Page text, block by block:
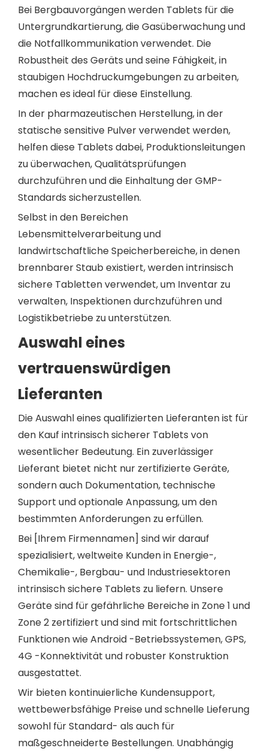
Bei Bergbauvorgängen werden Tablets für die
Untergrundkartierung, die Gasüberwachung und
die Notfallkommunikation verwendet. Die
Robustheit des Geräts und seine Fähigkeit, in
staubigen Hochdruckumgebungen zu arbeiten,
machen es ideal für diese Einstellung.
In der pharmazeutischen Herstellung, in der
statische sensitive Pulver verwendet werden,
helfen diese Tablets dabei, Produktionsleitungen
zu überwachen, Qualitätsprüfungen
durchzuführen und die Einhaltung der GMP-
Standards sicherzustellen.
Selbst in den Bereichen
Lebensmittelverarbeitung und
landwirtschaftliche Speicherbereiche, in denen
brennbarer Staub existiert, werden intrinsisch
sichere Tabletten verwendet, um Inventar zu
verwalten, Inspektionen durchzuführen und
Logistikbetriebe zu unterstützen.
Auswahl eines
vertrauenswürdigen
Lieferanten
Die Auswahl eines qualifizierten Lieferanten ist für
den Kauf intrinsisch sicherer Tablets von
wesentlicher Bedeutung. Ein zuverlässiger
Lieferant bietet nicht nur zertifizierte Geräte,
sondern auch Dokumentation, technische
Support und optionale Anpassung, um den
bestimmten Anforderungen zu erfüllen.
Bei [Ihrem Firmennamen] sind wir darauf
spezialisiert, weltweite Kunden in Energie-,
Chemikalie-, Bergbau- und Industriesektoren
intrinsisch sichere Tablets zu liefern. Unsere
Geräte sind für gefährliche Bereiche in Zone 1 und
Zone 2 zertifiziert und sind mit fortschrittlichen
Funktionen wie Android -Betriebssystemen, GPS,
4G -Konnektivität und robuster Konstruktion
ausgestattet.
Wir bieten kontinuierliche Kundensupport,
wettbewerbsfähige Preise und schnelle Lieferung
sowohl für Standard- als auch für
maßgeschneiderte Bestellungen. Unabhängig